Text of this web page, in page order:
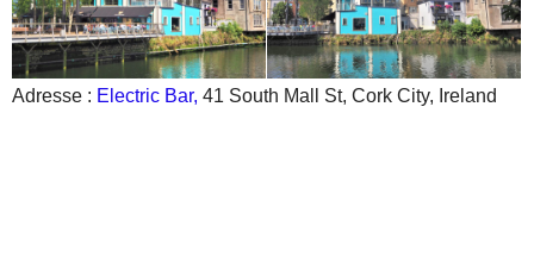
Adresse : Electric Bar, 41 South Mall St, Cork City, Ireland